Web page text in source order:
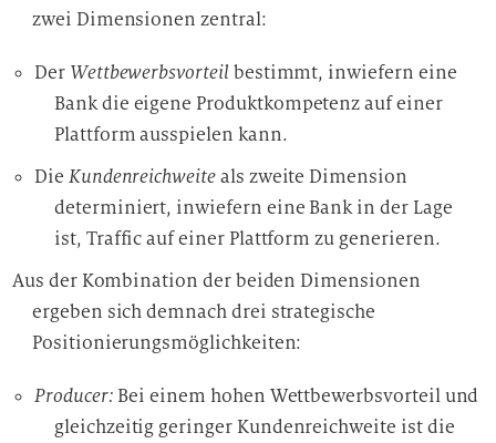
zwei Dimensionen zentral:
Der Wettbewerbsvorteil bestimmt, inwiefern eine
Bank die eigene Produktkompetenz auf einer
Plattform ausspielen kann.
Die Kundenreichweiteals zweite Dimension
determiniert, inwiefern eine Bank in der Lage
ist, Traffic auf einer Plattform zu generieren.
Aus der Kombination der beiden Dimensionen
ergeben sich demnach drei strategische
Positionierungsmöglichkeiten:
Producer: Bei einem hohen Wettbewerbsvorteil und
gleichzeitig geringer Kundenreichweite ist die